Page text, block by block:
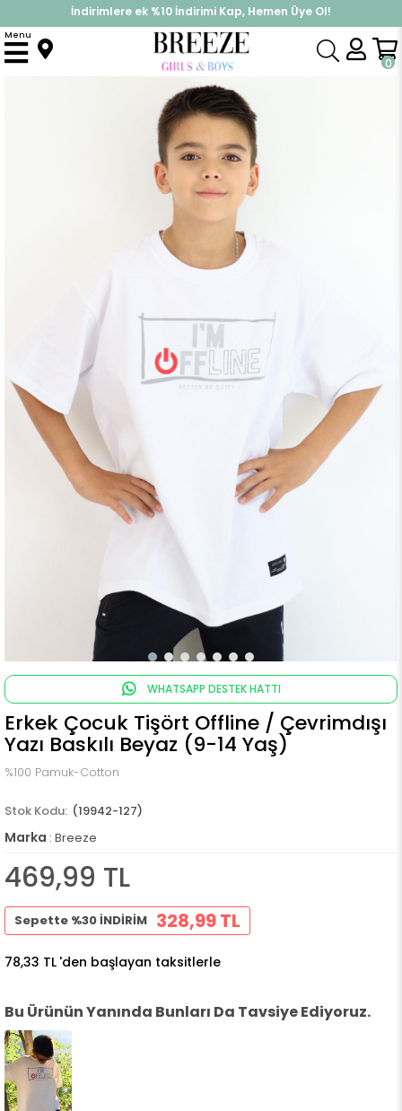
%30 Sepette Yaz İndirimi, Hemen Al!
İndirimlere ek %10 İndirimi Kap, Hemen Üye Ol!
0
Menu
Anasayfa Üst Giyim Tişört Erkek Çocuk Tişört Offline / Çevrimdışı Yazı Baskılı Beyaz (9-14 Yaş)
WHATSAPP DESTEK HATTI
Erkek Çocuk Tişört Offline / Çevrimdışı
Yazı Baskılı Beyaz (9-14 Yaş)
%100 Pamuk-Cotton
(19942-127)
Marka : Breeze
469,99 TL
Sepette %30 İNDİRİM 328,99 TL
78,33 TL 'den başlayan taksitlerle
Bu Ürünün Yanında Bunları Da Tavsiye Ediyoruz.